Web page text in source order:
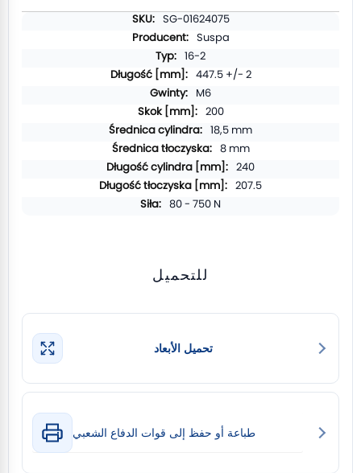
SG-01624075
Suspa
16-2
447.5 +/- 2
M6
200
18,5 mm
8 mm
240
207.5
80 - 750 N
للتحميل
تحميل الأبعاد
طباعة أو حفظ إلى قوات الدفاع الشعبي